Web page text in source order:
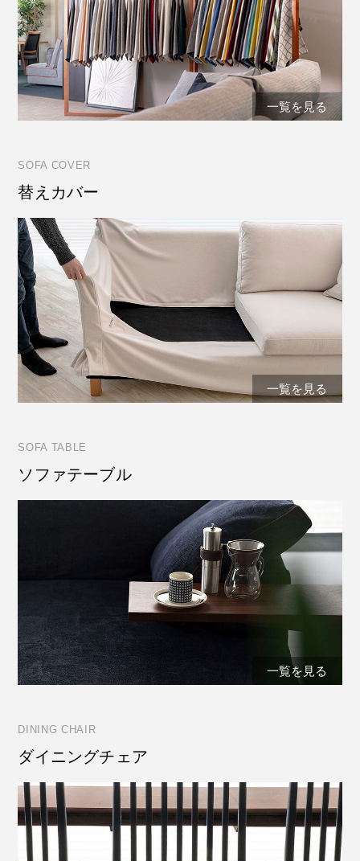
一覧を見る
SOFA COVER
替えカバー
一覧を見る
SOFA TABLE
ソファテーブル
一覧を見る
DINING CHAIR
ダイニングチェア